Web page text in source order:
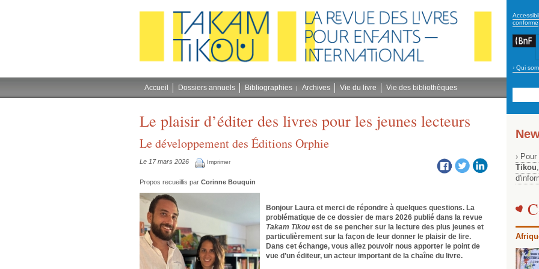
conforme
› Qui
Accueil Dossiers annuels Bibliographies Archives Vie du livre Vie des bibliothèques
Le plaisir d’éditer des livres pour les jeunes lecteurs
Le développement des Éditions Orphie
Le 17 mars 2026 Imprimer
Propos recueillis par Corinne Bouquin
Bonjour Laura et merci de répondre à quelques questions. La
problématique de ce dossier de mars 2026 publié dans la revue
Takam Tikou est de se pencher sur la lecture des plus jeunes et
particulièrement sur la façon de leur donner le plaisir de lire.
Dans cet échange, vous allez pouvoir nous apporter le point de
vue d’un éditeur, un acteur important de la chaîne du livre.
›
Tikou